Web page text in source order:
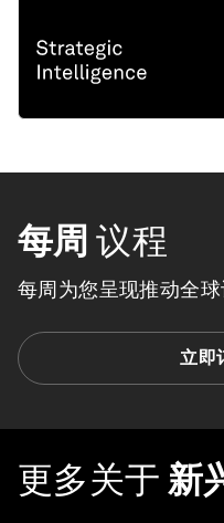
每周 议程
每周为您呈现推动全球
立即
更多关于 新